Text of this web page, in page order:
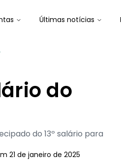
Últimas notícias
do
do 13º salário para
21 de janeiro de 2025